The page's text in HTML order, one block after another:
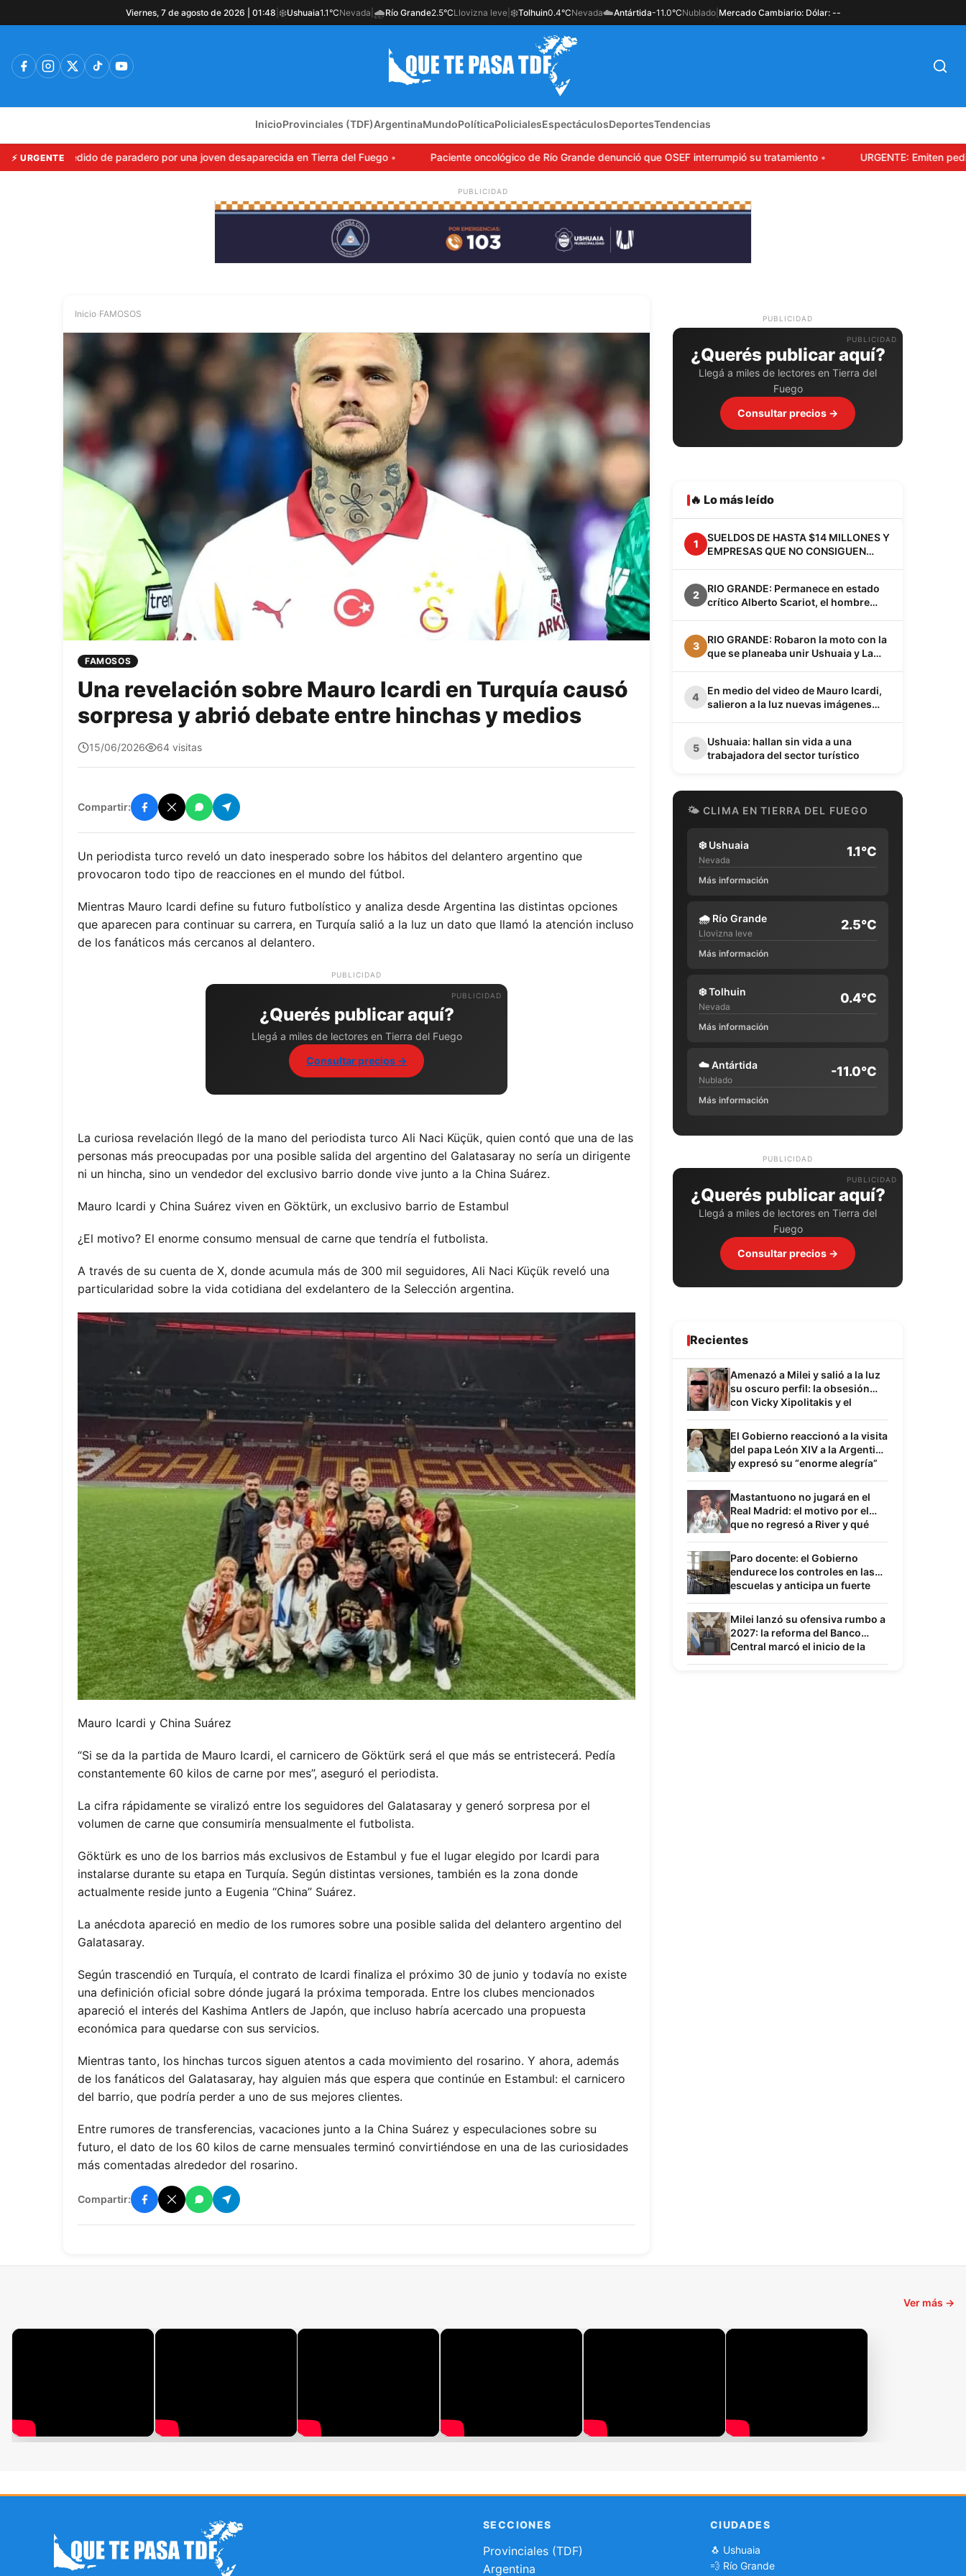
Viernes, 7 de agosto de 2026 | 01:48 ❄️Ushuaia1.1°CNevada 🌧️Río Grande2.5°CLlovizna leve| ❄️Tolhuin0.4°CNevada☁️Antártida-11.0°CNublado| Mercado Cambiario: Dólar: --
InicioProvinciales (TDF)ArgentinaMundoPolíticaPolicialesEspectáculosDeportesTendencias
⚡ URGENTE
Emiten pedido de paradero por una joven desaparecida en Tierra del Fuego Paciente oncológico de Río Grande denunció que OSEF interrumpió su tratamiento URGENTE: Emiten
Inicio FAMOSOS
FAMOSOS
Una revelación sobre Mauro Icardi en Turquía causó
sorpresa y abrió debate entre hinchas y medios
quetepasa1
15/06/2026 64 visitas
Compartir:
Un periodista turco reveló un dato inesperado sobre los hábitos del delantero argentino que
provocaron todo tipo de reacciones en el mundo del fútbol.
Mientras Mauro Icardi define su futuro futbolístico y analiza desde Argentina las distintas opciones
que aparecen para continuar su carrera, en Turquía salió a la luz un dato que llamó la atención incluso
de los fanáticos más cercanos al delantero.
PUBLICIDAD
¿Querés publicar aquí?
Llegá a miles de lectores en Tierra del Fuego
Consultar precios →
La curiosa revelación llegó de la mano del periodista turco Ali Naci Küçük, quien contó que una de las
personas más preocupadas por una posible salida del argentino del Galatasaray no sería un dirigente
ni un hincha, sino un vendedor del exclusivo barrio donde vive junto a la China Suárez.
Mauro Icardi y China Suárez viven en Göktürk, un exclusivo barrio de Estambul
¿El motivo? El enorme consumo mensual de carne que tendría el futbolista.
A través de su cuenta de X, donde acumula más de 300 mil seguidores, Ali Naci Küçük reveló una
particularidad sobre la vida cotidiana del exdelantero de la Selección argentina.
Mauro Icardi y China Suárez
“Si se da la partida de Mauro Icardi, el carnicero de Göktürk será el que más se entristecerá. Pedía
constantemente 60 kilos de carne por mes”, aseguró el periodista.
La cifra rápidamente se viralizó entre los seguidores del Galatasaray y generó sorpresa por el
volumen de carne que consumiría mensualmente el futbolista.
Göktürk es uno de los barrios más exclusivos de Estambul y fue el lugar elegido por Icardi para
instalarse durante su etapa en Turquía. Según distintas versiones, también es la zona donde
actualmente reside junto a Eugenia “China” Suárez.
La anécdota apareció en medio de los rumores sobre una posible salida del delantero argentino del
Galatasaray.
Según trascendió en Turquía, el contrato de Icardi finaliza el próximo 30 de junio y todavía no existe
una definición oficial sobre dónde jugará la próxima temporada. Entre los clubes mencionados
apareció el interés del Kashima Antlers de Japón, que incluso habría acercado una propuesta
económica para quedarse con sus servicios.
Mientras tanto, los hinchas turcos siguen atentos a cada movimiento del rosarino. Y ahora, además
de los fanáticos del Galatasaray, hay alguien más que espera que continúe en Estambul: el carnicero
del barrio, que podría perder a uno de sus mejores clientes.
Entre rumores de transferencias, vacaciones junto a la China Suárez y especulaciones sobre su
futuro, el dato de los 60 kilos de carne mensuales terminó convirtiéndose en una de las curiosidades
más comentadas alrededor del rosarino.
Compartir:
PUBLICIDAD
¿Querés publicar aquí?
Llegá a miles de lectores en Tierra del
Fuego
Consultar precios →
🔥 Lo más leído
1
SUELDOS DE HASTA $14 MILLONES Y
EMPRESAS QUE NO CONSIGUEN
PATAGONIA
2
RIO GRANDE: Permanece en estado
crítico Alberto Scariot, el hombre
3
RIO GRANDE: Robaron la moto con la
que se planeaba unir Ushuaia y La
4
En medio del video de Mauro Icardi,
salieron a la luz nuevas imágenes
5
Ushuaia: hallan sin vida a una
trabajadora del sector turístico
🌤 CLIMA EN TIERRA DEL FUEGO
❄️ Ushuaia
Nevada
1.1°C
Más información
🌧️ Río Grande
Llovizna leve
2.5°C
Más información
❄️Tolhuin
Nevada
0.4°C
Más información
☁️Antártida
Nublado
-11.0°C
Más información
PUBLICIDAD
¿Querés publicar aquí?
Llegá a miles de lectores en Tierra del
Fuego
Consultar precios →
Recientes
Amenazó a Milei y salió a la luz
su oscuro perfil: la obsesión
con Vicky Xipolitakis y el
Sabag Montiel
El Gobierno reaccionó a la visita
del papa León XIV a la Argentina
y expresó su “enorme alegría”
Mastantuono no jugará en el
Real Madrid: el motivo por el
que no regresó a River y qué
próximo destino
Paro docente: el Gobierno
endurece los controles en las
escuelas y anticipa un fuerte
Milei lanzó su ofensiva rumbo a
2027: la reforma del Banco
Central marcó el inicio de la
Ver más →
SECCIONES
Provinciales (TDF)
Argentina
CIUDADES
🐧 Ushuaia
💨 Río Grande